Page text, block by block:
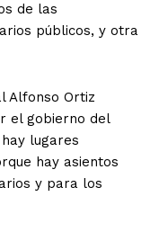
de las
públicos, y otra
Alfonso Ortiz
el gobierno del
lugares
hay asientos
y para los